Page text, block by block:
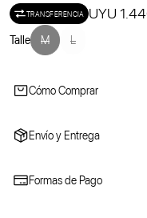
TRANSFERENCIA UYU
Talle M L
Cómo Comprar
Envío y Entrega
Formas de Pago